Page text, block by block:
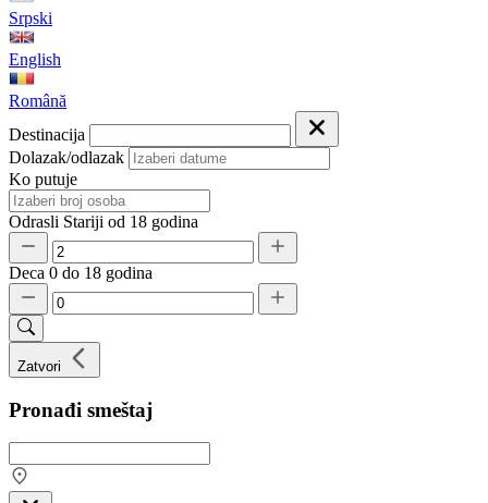
Srpski
English
Română
Destinacija
Dolazak/odlazak
Ko putuje
Odrasli Stariji od 18 godina
Deca 0 do 18 godina
Zatvori
Pronađi smeštaj